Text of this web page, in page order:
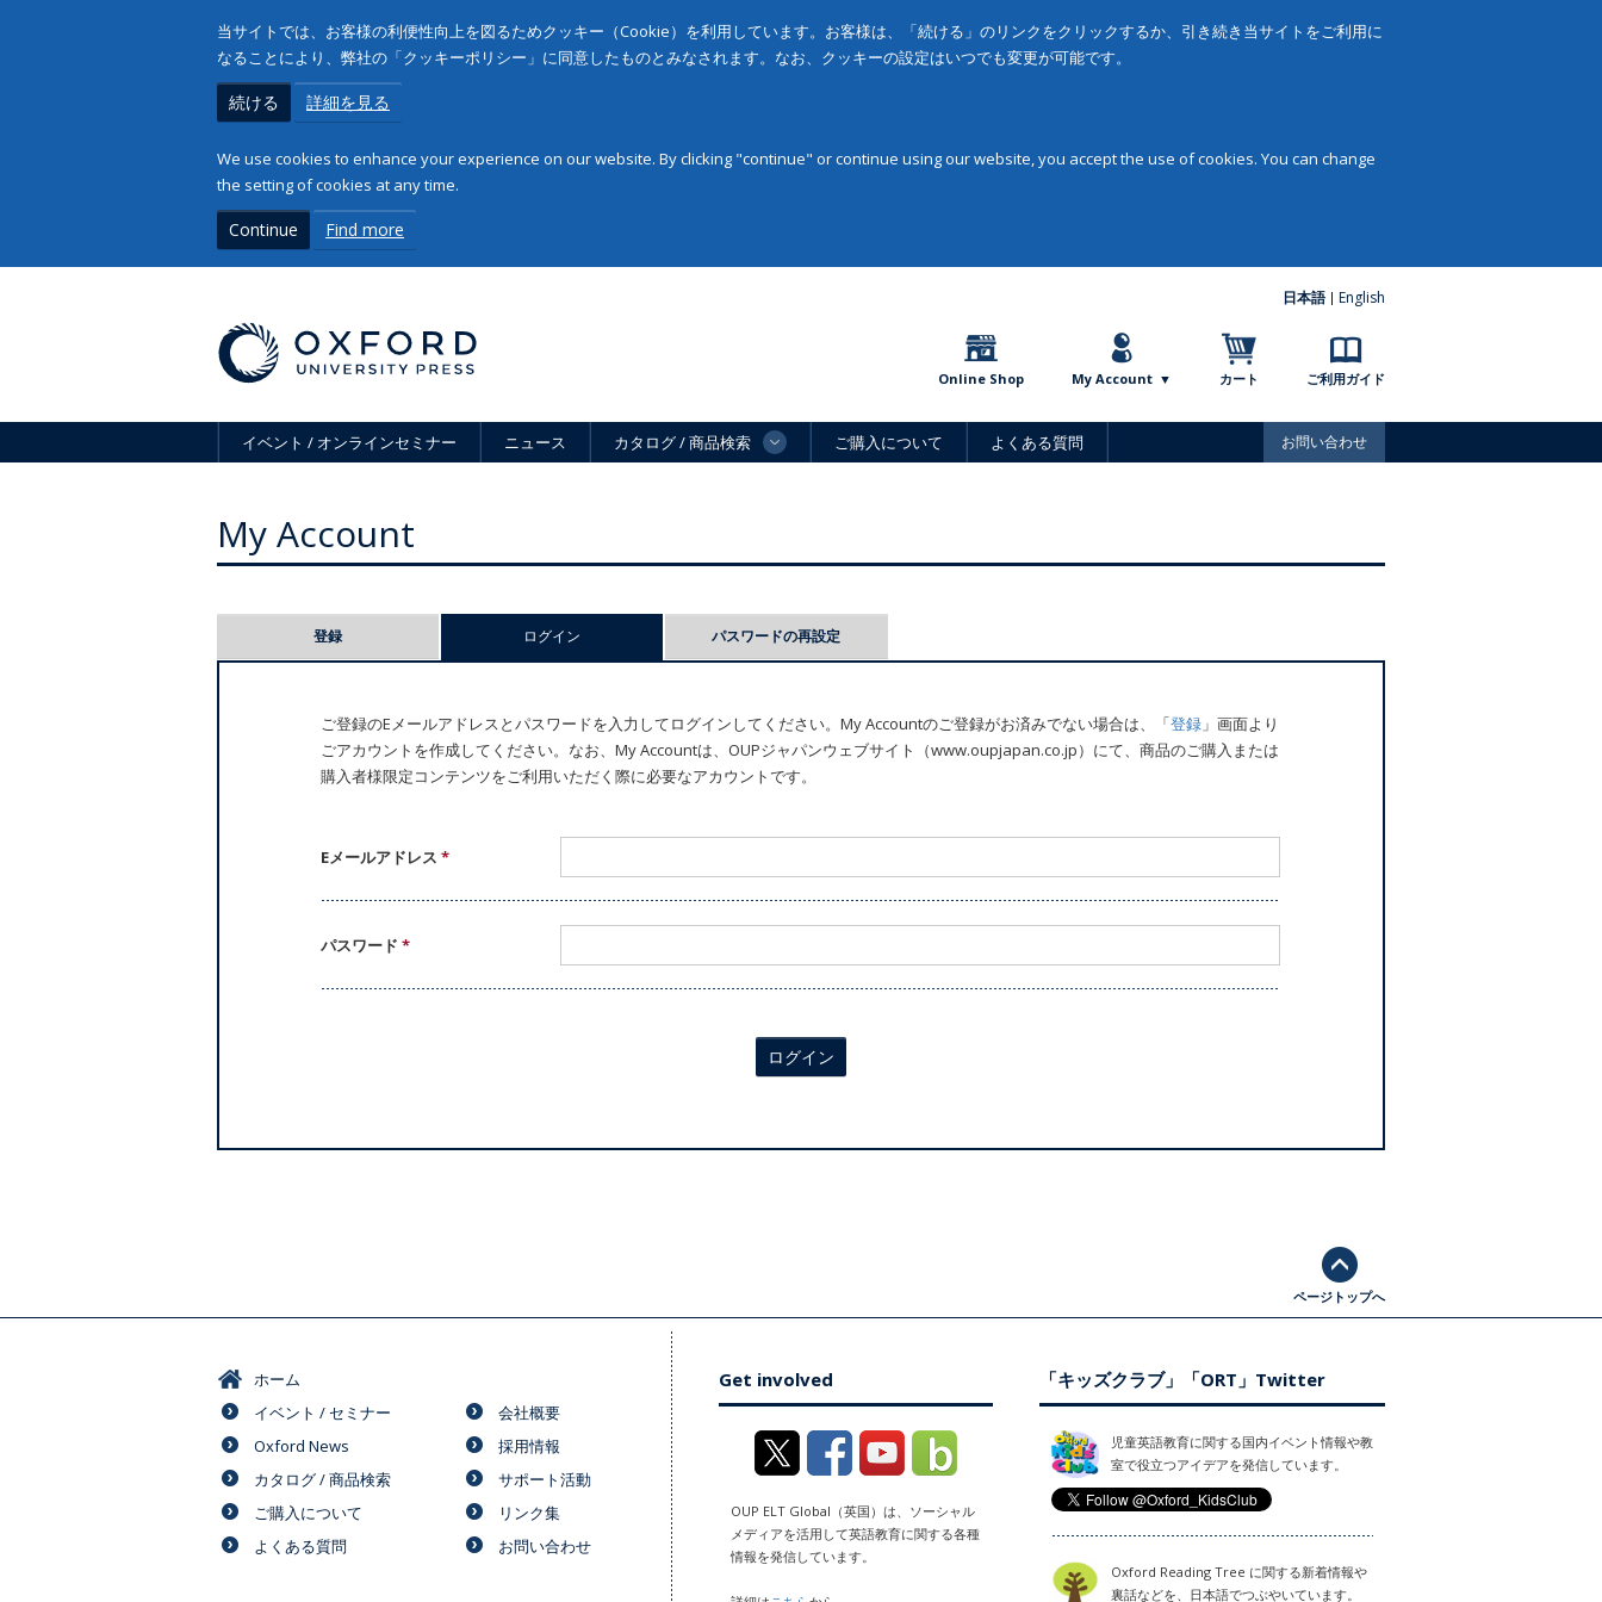
当サイトでは、お客様の利便性向上を図るためクッキー（Cookie）を利用しています。お客様は、「続ける」のリンクをクリックするか、引き続き当サイトをご利用に
なることにより、弊社の「クッキーポリシー」に同意したものとみなされます。なお、クッキーの設定はいつでも変更が可能です。
続ける 詳細を見る
We use cookies to enhance your experience on our website. By clicking "continue" or continue using our website, you accept the use of cookies. You can change
the setting of cookies at any time.
Continue Find more
日本語 English
Online Shop My Account カート ご利用ガイド
イベント / オンラインセミナー ニュース カタログ / 商品検索 ご購入について よくある質問 お問い合わせ
My Account
登録 ログイン パスワードの再設定
ご登録のEメールアドレスとパスワードを入力してログインしてください。My Accountのご登録がお済みでない場合は、「登録 」画面より
ごアカウントを作成してください。なお、My Accountは、OUPジャパンウェブサイト（www.oupjapan.co.jp）にて、商品のご購入または
購入者様限定コンテンツをご利用いただく際に必要なアカウントです。
Eメールアドレス*
パスワード*
ログイン
ページトップへ
ホーム
イベント / セミナー
Oxford News
カタログ / 商品検索
ご購入について
よくある質問
会社概要
採用情報
サポート活動
リンク集
お問い合わせ
Get involved
OUP ELT Global（英国）は、ソーシャル
メディアを活用して英語教育に関する各種
情報を発信しています。
「キッズクラブ」「ORT」Twitter
児童英語教育に関する国内イベント情報や教
室で役立つアイデアを発信しています。
Oxford Reading Tree に関する新着情報や
裏話などを、日本語でつぶやいています。